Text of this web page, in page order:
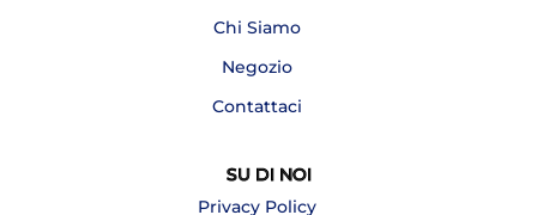
Chi Siamo
Negozio
Contattaci
SU DI NOI
Privacy Policy